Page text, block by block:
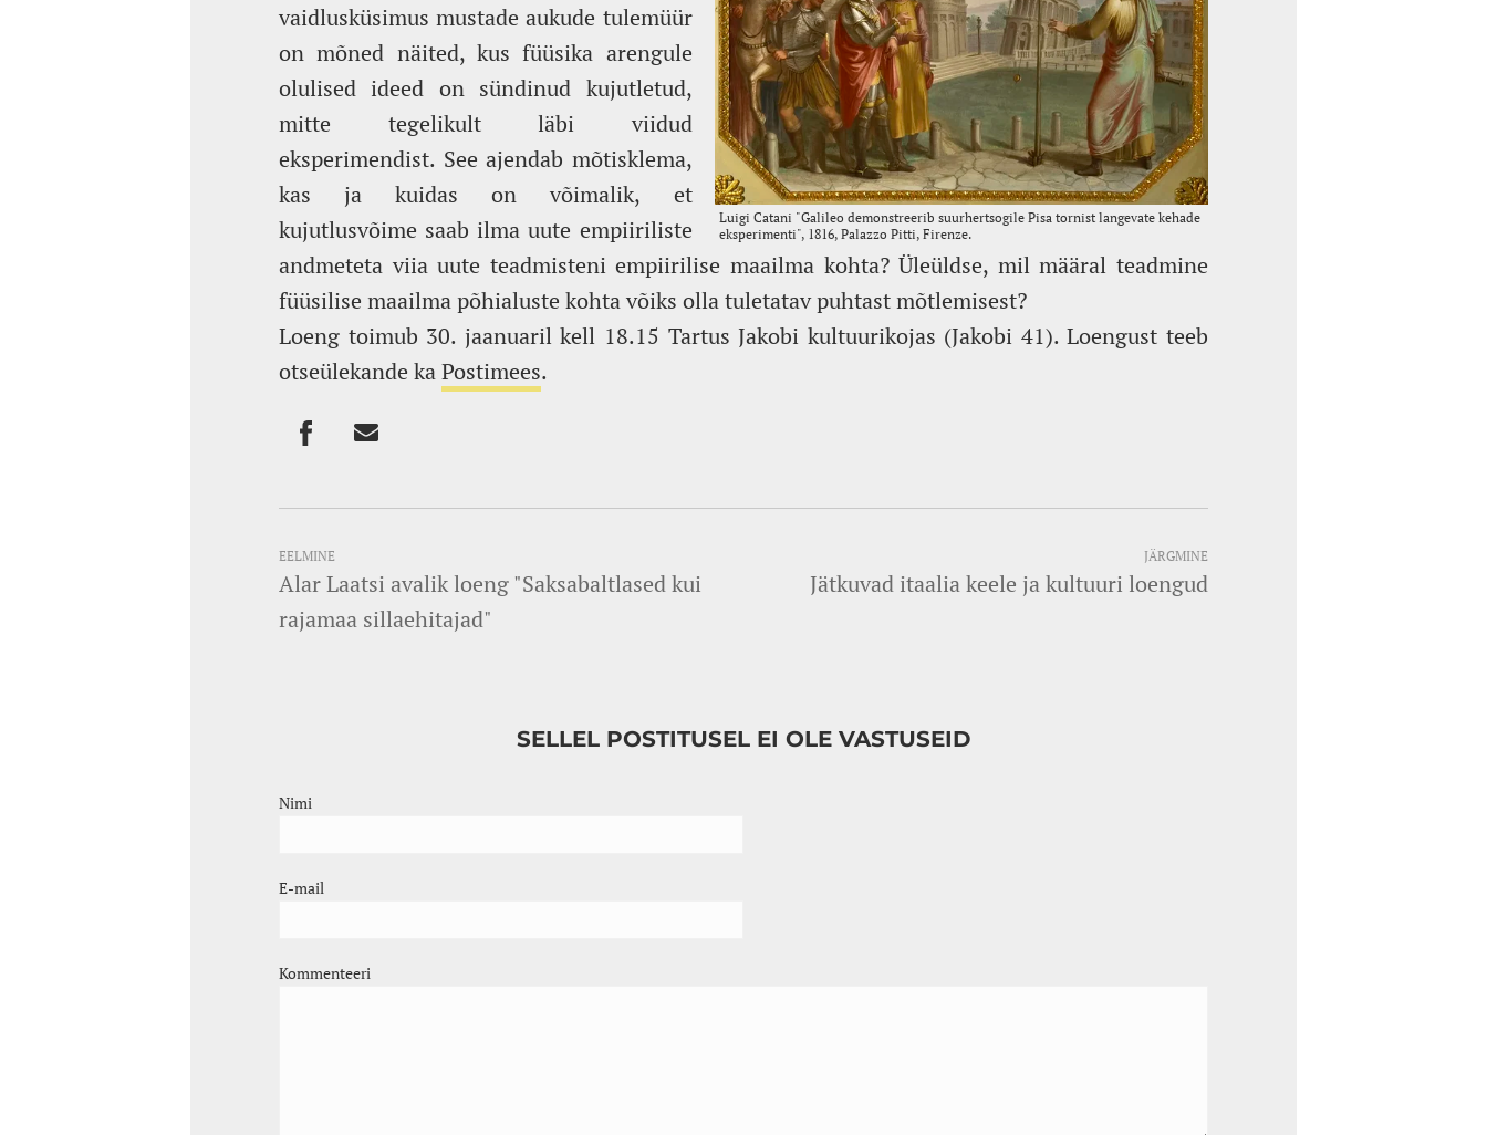
vaidlusküsimus mustade aukude tulemüür
on mõned näited, kus füüsika arengule
olulised ideed on sündinud kujutletud,
mitte tegelikult läbi viidud
eksperimendist. See ajendab mõtisklema,
kas ja kuidas on võimalik, et
kujutlusvõime saab ilma uute empiiriliste
andmeteta viia uute teadmisteni empiirilise maailma kohta? Üleüldse, mil määral teadmine
füüsilise maailma põhialuste kohta võiks olla tuletatav puhtast mõtlemisest?
Loeng toimub 30. jaanuaril kell 18.15 Tartus Jakobi kultuurikojas (Jakobi 41). Loengust teeb
otseülekande kaPostimees.
EELMINE
Alar Laatsi avalik loeng "Saksabaltlased kui
rajamaa sillaehitajad"
JÄRGMINE
Jätkuvad itaalia keele ja kultuuri loengud
SELLEL POSTITUSEL EI OLE VASTUSEID
Nimi
E-mail
Kommenteeri